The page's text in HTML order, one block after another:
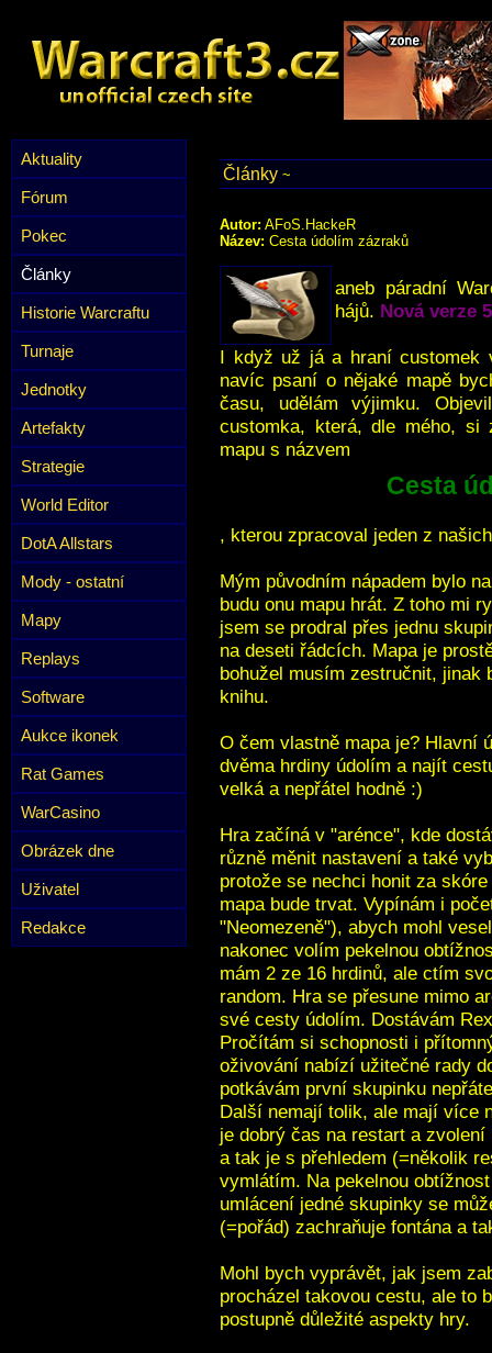
Aktuality
Fórum
Pokec
Články
Historie Warcraftu
Turnaje
Jednotky
Artefakty
Strategie
World Editor
DotA Allstars
Mody - ostatní
Mapy
Replays
Software
Aukce ikonek
Rat Games
WarCasino
Obrázek dne
Uživatel
Redakce
Články ~
Autor: AFoS.HackeR
Název: Cesta údolím zázraků
aneb páradní
hájů. Nová verze
I když už já a hraní customek
navíc psaní o nějaké mapě
času, udělám výjimku.
customka, která, dle mého,
mapu s názvem
Cesta
, kterou zpracoval jeden z
Mým původním nápadem bylo
budu onu mapu hrát. Z toho mi
jsem se prodral přes jednu
na deseti řádcích. Mapa je
bohužel musím zestručnit, jinak
knihu.
O čem vlastně mapa je? Hlavní
dvěma hrdiny údolím a najít
velká a nepřátel hodně :)
Hra začíná v "arénce", kde
různě měnit nastavení a také
protože se nechci honit za
mapa bude trvat. Vypínám i
"Neomezeně"), abych mohl
nakonec volím pekelnou
mám 2 ze 16 hrdinů, ale ctím
random. Hra se přesune mimo
své cesty údolím. Dostávám
Pročítám si schopnosti i
oživování nabízí užitečné rady
potkávám první skupinku
Další nemají tolik, ale mají více
je dobrý čas na restart a
a tak je s přehledem (=několik
vymlátím. Na pekelnou
umlácení jedné skupinky se
(=pořád) zachraňuje fontána a
Mohl bych vyprávět, jak jsem
procházel takovou cestu, ale to
postupně důležité aspekty hry.